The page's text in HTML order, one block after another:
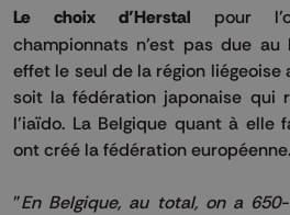
Le choix d’Herstalpour
championnats n’est pas due
effet le seul de la région liégeoise
soit la fédération japonaise qui
l’iaïdo. La Belgique quant à
ont créé la fédération européenne.
"En Belgique, au total, on a